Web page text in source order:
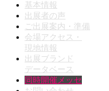
基本情報
出展者の声
ご出展案内・準備
会場アクセス・
現地情報
出展ブランド
データベース
同時開催メッセ